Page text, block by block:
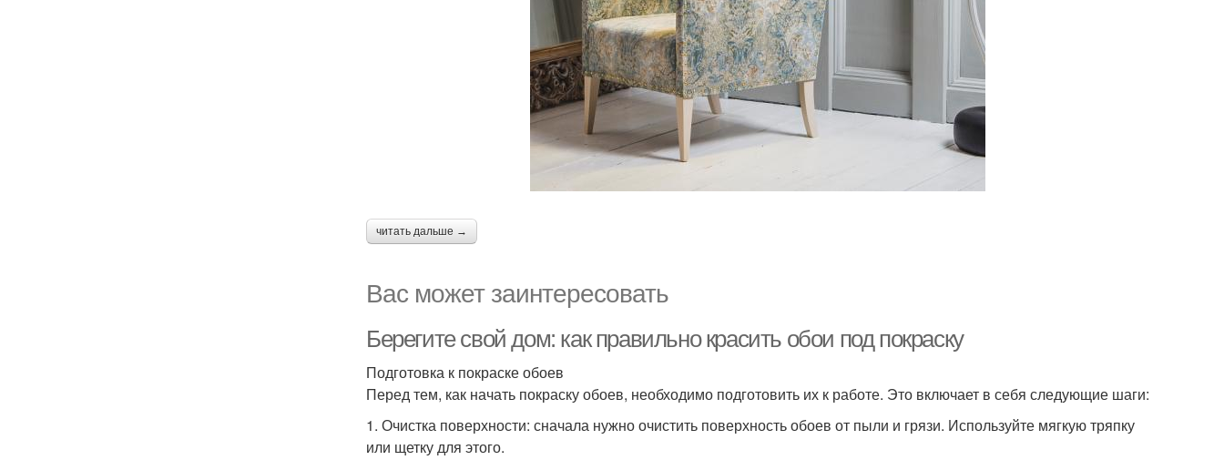
читать дальше →
Вас может заинтересовать
Берегите свой дом: как правильно красить обои под покраску
Подготовка к покраске обоев
Перед тем, как начать покраску обоев, необходимо подготовить их к работе. Это включает в себя следующие шаги:
1. Очистка поверхности: сначала нужно очистить поверхность обоев от пыли и грязи. Используйте мягкую тряпку
или щетку для этого.